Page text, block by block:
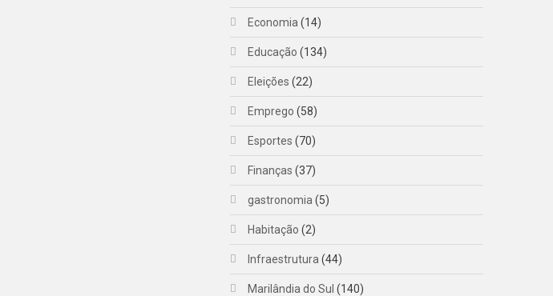
Economia (14)
Educação (134)
Eleições (22)
Emprego (58)
Esportes (70)
Finanças (37)
gastronomia (5)
Habitação (2)
Infraestrutura (44)
Marilândia do Sul (140)